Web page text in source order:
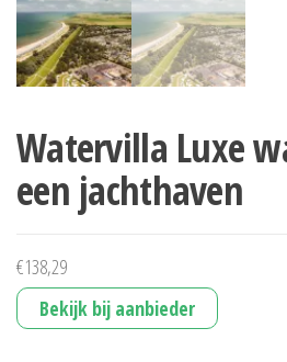
Watervilla Luxe
een jachthaven
€138,29
Bekijk bij aanbieder